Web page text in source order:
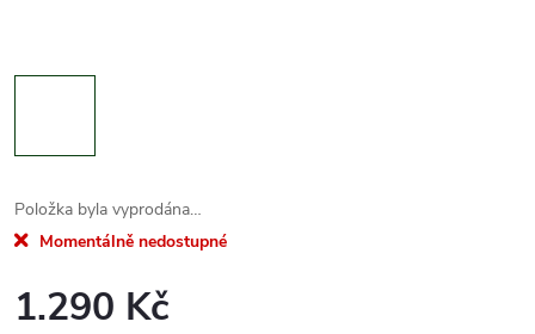
Položka byla vyprodána…
Momentálně nedostupné
1.290 Kč